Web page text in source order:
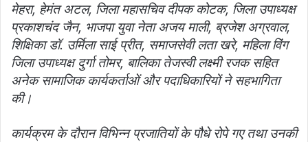
मेहरा, हेमंत अटल, जिला महासचिव दीपक कोटक, जिला उपाध्यक्ष
प्रकाशचंद जैन, भाजपा युवा नेता अजय माली, ब्रजेश अग्रवाल,
शिक्षिका डॉ. उर्मिला साई प्रीत, समाजसेवी लता खरे, महिला विंग
जिला उपाध्यक्ष दुर्गा तोमर, बालिका तेजस्वी लक्ष्मी रजक सहित
अनेक सामाजिक कार्यकर्ताओं और पदाधिकारियों ने सहभागिता
की।
कार्यक्रम के दौरान विभिन्न प्रजातियों के पौधे रोपे गए तथा उनकी